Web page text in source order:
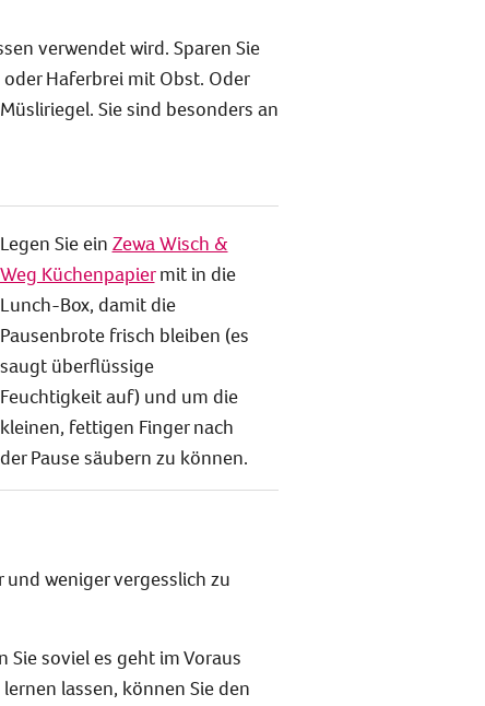
verwendet wird. Sparen Sie
Haferbrei mit Obst. Oder
Sie sind besonders an
Legen Sie ein Zewa Wisch &
Weg Küchenpapiermit in die
Lunch-Box, damit die
Pausenbrote frisch bleiben (es
saugt überflüssige
Feuchtigkeit auf) und um die
kleinen, fettigen Finger nach
der Pause säubern zu können.
weniger vergesslich zu
Sie soviel es geht im Voraus
lassen, können Sie den